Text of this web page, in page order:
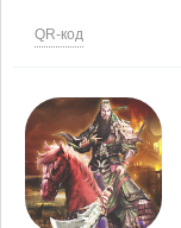
QR-код